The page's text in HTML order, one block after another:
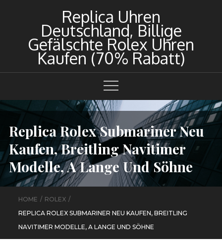
Replica Uhren
Deutschland, Billige
Gefälschte Rolex Uhren
Kaufen (70% Rabatt)
Replica Rolex Submariner Neu
Kaufen, Breitling Navitimer
Modelle, A Lange Und Söhne
HOME
ROLEX
REPLICA ROLEX SUBMARINER NEU KAUFEN, BREITLING
NAVITIMER MODELLE, A LANGE UND SÖHNE